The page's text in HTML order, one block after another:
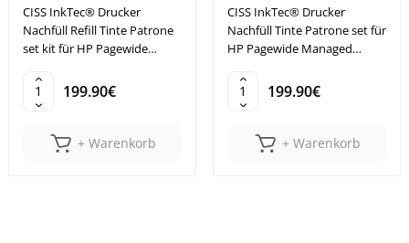
CISS InkTec® Drucker
Nachfüll Refill Tinte Patrone
set kit für HP Pagewide
199.90€
+ Warenkorb
CISS InkTec® Drucker
Nachfüll Tinte Patrone set für
HP Pagewide Managed
199.90€
+ Warenkorb